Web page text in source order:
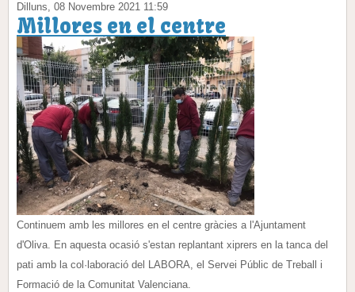
Dilluns, 08 Novembre 2021 11:59
Millores en el centre
Continuem amb les millores en el centre gràcies a l'Ajuntament
d'Oliva. En aquesta ocasió s'estan replantant xiprers en la tanca del
pati amb la col·laboració del LABORA, el Servei Públic de Treball i
Formació de la Comunitat Valenciana.